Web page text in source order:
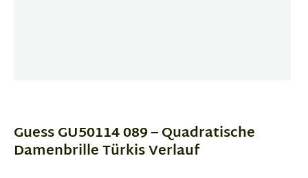
4
Guess GU50114 089 – Quadratische
Damenbrille Türkis Verlauf